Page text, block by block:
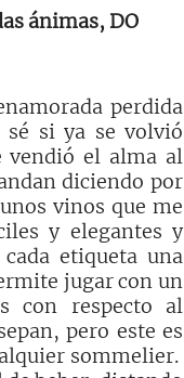
ánimas, DO
perdida
sé si ya se volvió
vendió el alma al
diciendo por
vinos que me
y elegantes y
etiqueta una
jugar con un
con respecto al
pero este es
sommelier.